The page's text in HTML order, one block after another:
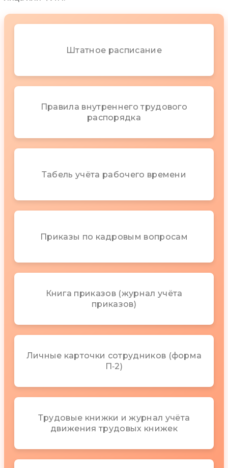
Штатное расписание
Правила внутреннего трудового
распорядка
Табель учёта рабочего времени
Приказы по кадровым вопросам
Книга приказов (журнал учёта
приказов)
Личные карточки сотрудников (форма
П‑2)
Трудовые книжки и журнал учёта
движения трудовых книжек